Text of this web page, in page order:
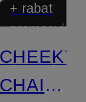
+ rabat
promocyjny
CHEEKY
CHAIN